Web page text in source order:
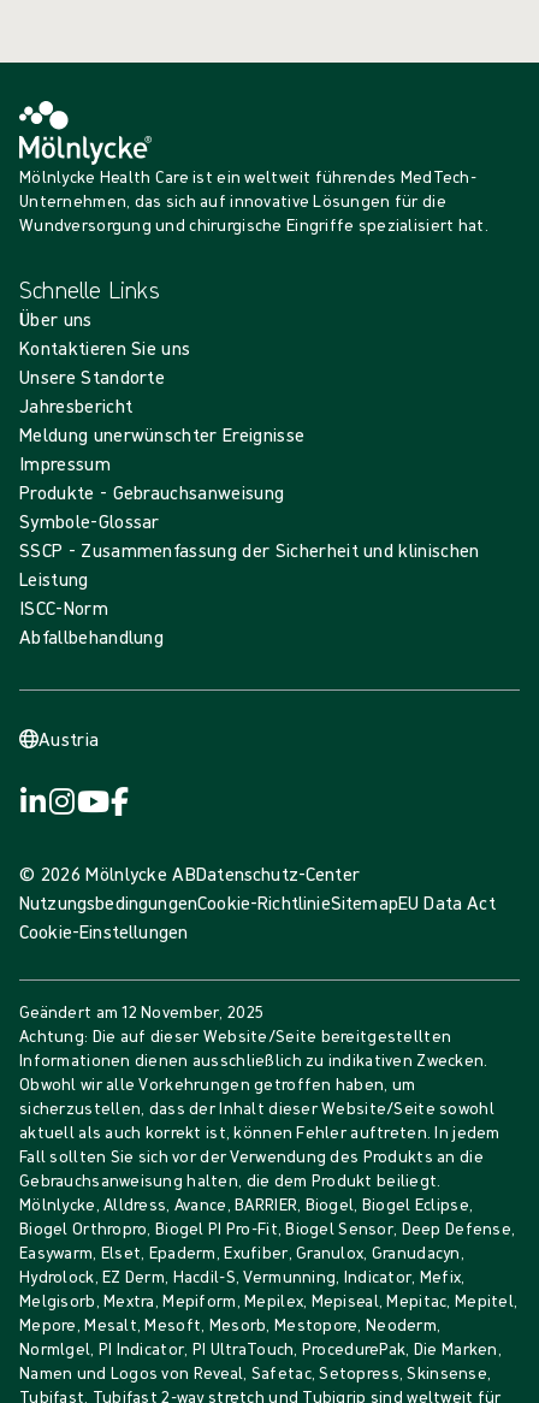
Mölnlycke Health Care ist ein weltweit führendes MedTech-
Unternehmen, das sich auf innovative Lösungen für die
Wundversorgung und chirurgische Eingriffe spezialisiert hat.
Schnelle Links
Über uns
Kontaktieren Sie uns
Unsere Standorte
Jahresbericht
Meldung unerwünschter Ereignisse
Impressum
Produkte - Gebrauchsanweisung
Symbole-Glossar
SSCP - Zusammenfassung der Sicherheit und klinischen
Leistung
ISCC-Norm
Abfallbehandlung
Austria
© 2026 Mölnlycke ABDatenschutz-Center
NutzungsbedingungenCookie-RichtlinieSitemapEU Data Act
Cookie-Einstellungen
Geändert am12 November, 2025
Achtung: Die auf dieser Website/Seite bereitgestellten
Informationen dienen ausschließlich zu indikativen Zwecken.
Obwohl wir alle Vorkehrungen getroffen haben, um
sicherzustellen, dass der Inhalt dieser Website/Seite sowohl
aktuell als auch korrekt ist, können Fehler auftreten. In jedem
Fall sollten Sie sich vor der Verwendung des Produkts an die
Gebrauchsanweisung halten, die dem Produkt beiliegt.
Mölnlycke, Alldress, Avance, BARRIER, Biogel, Biogel Eclipse,
Biogel Orthropro, Biogel PI Pro-Fit, Biogel Sensor, Deep Defense,
Easywarm, Elset, Epaderm, Exufiber, Granulox, Granudacyn,
Hydrolock, EZ Derm, Hacdil-S, Vermunning, Indicator, Mefix,
Melgisorb, Mextra, Mepiform, Mepilex, Mepiseal, Mepitac, Mepitel,
Mepore, Mesalt, Mesoft, Mesorb, Mestopore, Neoderm,
Normlgel, PI Indicator, PI UltraTouch, ProcedurePak, Die Marken,
Namen und Logos von Reveal, Safetac, Setopress, Skinsense,
Tubifast, Tubifast 2-way stretch und Tubigrip sind weltweit für